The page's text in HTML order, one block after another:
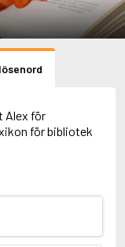
Alex för
för bibliotek